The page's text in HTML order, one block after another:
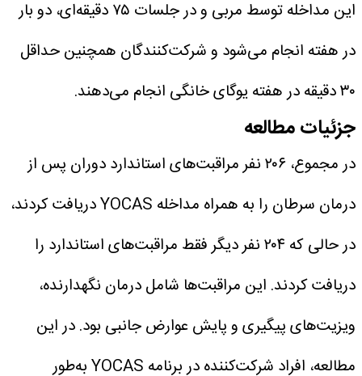
این مداخله توسط مربی و در جلسات ۷۵ دقیقه‌ای، دو بار
در هفته انجام می‌شود و شرکت‌کنندگان همچنین حداقل
۳۰ دقیقه در هفته یوگای خانگی انجام می‌دهند.
جزئیات مطالعه
در مجموع، ۲۰۶ نفر مراقبت‌های استاندارد دوران پس از
درمان سرطان را به همراه مداخله YOCAS دریافت کردند،
در حالی که ۲۰۴ نفر دیگر فقط مراقبت‌های استاندارد را
دریافت کردند. این مراقبت‌ها شامل درمان نگهدارنده،
ویزیت‌های پیگیری و پایش عوارض جانبی بود.در این
مطالعه، افراد شرکت‌کننده در برنامه YOCAS به‌طور